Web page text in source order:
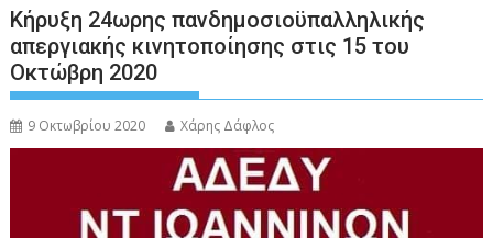
Κήρυξη 24ωρης πανδημοσιοϋπαλληλικής
απεργιακής κινητοποίησης στις 15 του
Οκτώβρη 2020
9 Οκτωβρίου 2020 Χάρης Δάφλος